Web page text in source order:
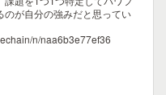
のが自分の強みだと思ってい
n/naa6b3e77ef36